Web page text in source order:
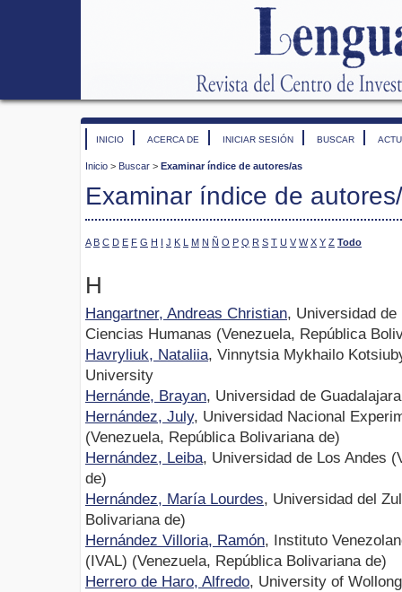
INICIO ACERCA DE INICIAR SESIÓN BUSCAR
Inicio > Buscar > Examinar índice de autores/as
Examinar índice de
A B C D E F G H I J K L M N Ñ O P Q R S T U V W X Y Z Todo
H
Hangartner, Andreas Christian, Universidad de
Ciencias Humanas (Venezuela, República
Havryliuk, Nataliia, Vinnytsia Mykhailo
University
Hernánde, Brayan, Universidad de
Hernández, July, Universidad Nacional
(Venezuela, República Bolivariana de)
Hernández, Leiba, Universidad de Los Andes
de)
Hernández, María Lourdes, Universidad del
Bolivariana de)
Hernández Villoria, Ramón, Instituto
(IVAL) (Venezuela, República Bolivariana de)
Herrero de Haro, Alfredo, University of